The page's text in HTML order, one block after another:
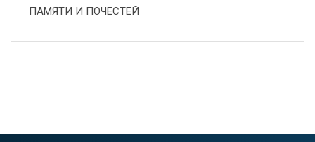
ПАМЯТИ И ПОЧЕСТЕЙ